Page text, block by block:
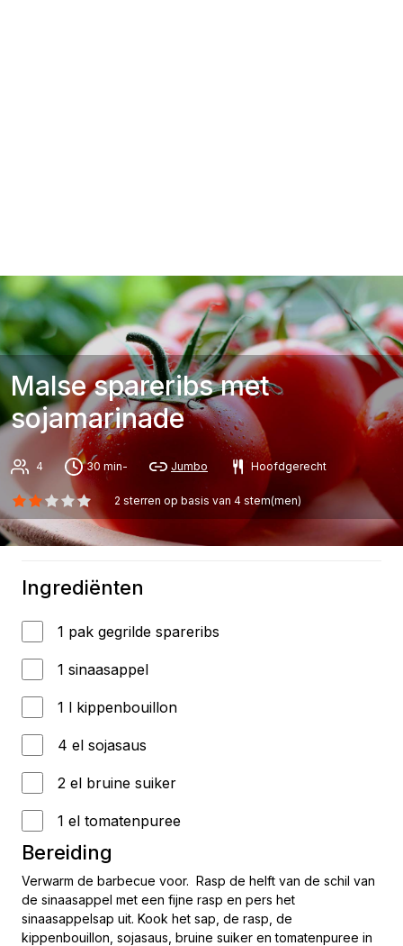
Malse spareribs met
sojamarinade
4 30 min- Jumbo Hoofdgerecht
2 sterren op basis van 4stem(men)
Ingrediënten
1 pak gegrilde spareribs
1 sinaasappel
1 l kippenbouillon
4 el sojasaus
2 el bruine suiker
1 el tomatenpuree
Bereiding
Verwarm de barbecue voor. Rasp de helft van de schil van
de sinaasappel met een fijne rasp en pers het
sinaasappelsap uit. Kook het sap, de rasp, de
kippenbouillon, sojasaus, bruine suiker en tomatenpuree in